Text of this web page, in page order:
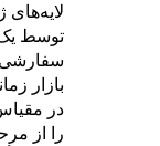
توسط یک
بازار
در
را از